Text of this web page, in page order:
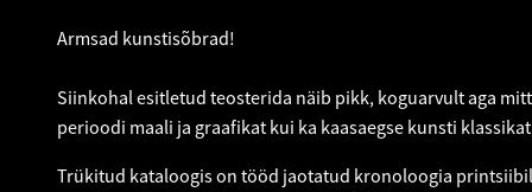
Armsad kunstisõbrad!
Siinkohal esitletud teosterida näib pikk, koguarvult aga
perioodi maali ja graafikat kui ka kaasaegse kunsti
Trükitud kataloogis on tööd jaotatud kronoloogia